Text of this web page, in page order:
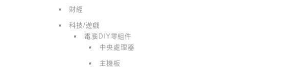
財經
科技/遊戲
電腦DIY零組件
中央處理器
主機板